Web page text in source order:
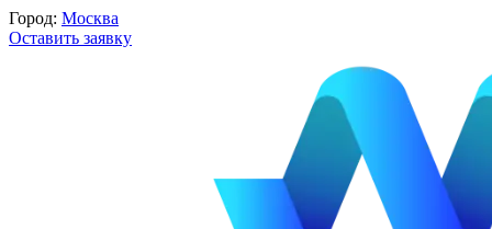
Город: Москва
Оставить заявку